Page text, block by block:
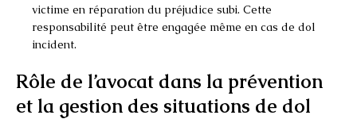
victime en réparation du préjudice subi. Cette
responsabilité peut être engagée même en cas de dol
incident.
Rôle de l’avocat dans la prévention
et la gestion des situations de dol